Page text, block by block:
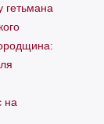
гетьмана
на